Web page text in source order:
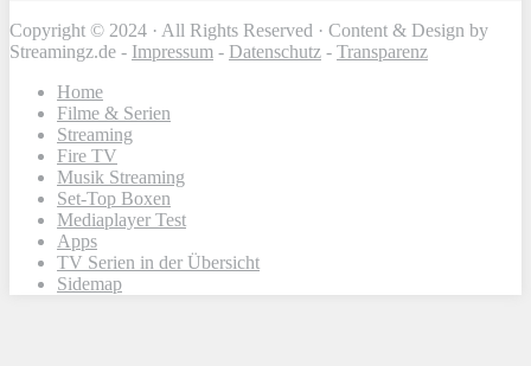
Copyright © 2024 · All Rights Reserved · Content & Design by
Streamingz.de - Impressum - Datenschutz - Transparenz
Home
Filme & Serien
Streaming
Fire TV
Musik Streaming
Set-Top Boxen
Mediaplayer Test
Apps
TV Serien in der Übersicht
Sidemap